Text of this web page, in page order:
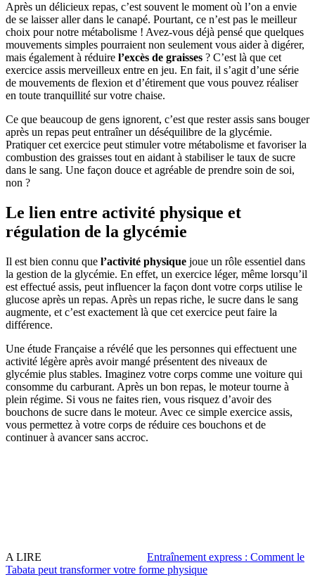
Après un délicieux repas, c’est souvent le moment où l’on a envie
de se laisser aller dans le canapé. Pourtant, ce n’est pas le meilleur
choix pour notre métabolisme ! Avez-vous déjà pensé que quelques
mouvements simples pourraient non seulement vous aider à digérer,
mais également à réduire l’excès de graisses ? C’est là que cet
exercice assis merveilleux entre en jeu. En fait, il s’agit d’une série
de mouvements de flexion et d’étirement que vous pouvez réaliser
en toute tranquillité sur votre chaise.
Ce que beaucoup de gens ignorent, c’est que rester assis sans bouger
après un repas peut entraîner un déséquilibre de la glycémie.
Pratiquer cet exercice peut stimuler votre métabolisme et favoriser la
combustion des graisses tout en aidant à stabiliser le taux de sucre
dans le sang. Une façon douce et agréable de prendre soin de soi,
non ?
Le lien entre activité physique et
régulation de la glycémie
Il est bien connu que l’activité physique joue un rôle essentiel dans
la gestion de la glycémie. En effet, un exercice léger, même lorsqu’il
est effectué assis, peut influencer la façon dont votre corps utilise le
glucose après un repas. Après un repas riche, le sucre dans le sang
augmente, et c’est exactement là que cet exercice peut faire la
différence.
Une étude Française a révélé que les personnes qui effectuent une
activité légère après avoir mangé présentent des niveaux de
glycémie plus stables. Imaginez votre corps comme une voiture qui
consomme du carburant. Après un bon repas, le moteur tourne à
plein régime. Si vous ne faites rien, vous risquez d’avoir des
bouchons de sucre dans le moteur. Avec ce simple exercice assis,
vous permettez à votre corps de réduire ces bouchons et de
continuer à avancer sans accroc.
A LIRE
Entraînement express : Comment le
Tabata peut transformer votre forme physique